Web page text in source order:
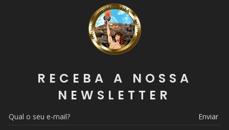
RECEBA A NOSSA
NEWSLETTER
Enviar